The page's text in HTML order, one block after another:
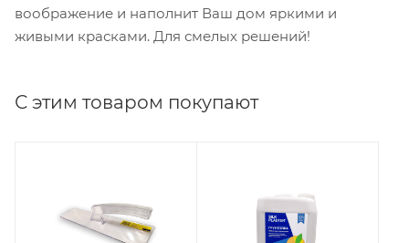
воображение и наполнит Ваш дом яркими и
живыми красками. Для смелых решений!
С этим товаром покупают